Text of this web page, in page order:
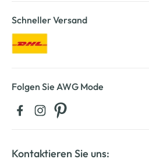
Schneller Versand
Folgen Sie AWG Mode
Kontaktieren Sie uns: